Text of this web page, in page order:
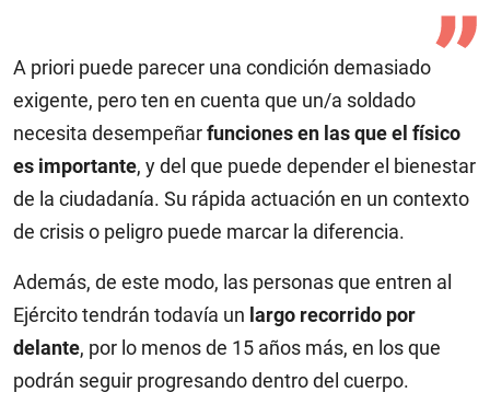
A priori puede parecer una condición demasiado
exigente, pero ten en cuenta que un/a soldado
necesita desempeñarfunciones en las que el físico
es importante, y del que puede depender el bienestar
de la ciudadanía. Su rápida actuación en un contexto
de crisis o peligro puede marcar la diferencia.
Además, de este modo, las personas que entren al
Ejército tendrán todavía un largo recorrido por
delante, por lo menos de 15 años más, en los que
podrán seguir progresando dentro del cuerpo.